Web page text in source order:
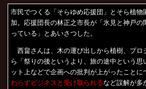
市民でつくる「そらゆめ応援団」とそら植
加。応援団長の林正之市長が「氷見と神戸
っている」とあいさつした。
西畠さんは、木の運び出しから植樹、プロ
ら「祭りの後というより、旅の途中という
ット上などで企画への批判が上がったことに
わらずビジネスと受け取られるなど誤解が多